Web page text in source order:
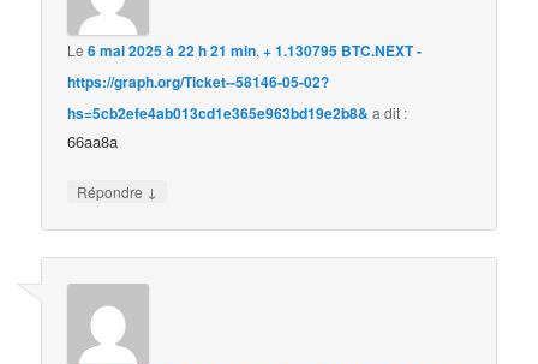
Le6 mai 2025 à 22 h 21 min,+ 1.130795 BTC.NEXT -
https://graph.org/Ticket--58146-05-02?
hs=5cb2efe4ab013cd1e365e963bd19e2b8& a dit :
66aa8a
Répondre ↓